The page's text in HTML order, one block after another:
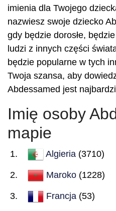
imienia dla Twojego
nazwiesz swoje dziecko
gdy będzie dorosłe,
ludzi z innych części
będzie popularne w tych
Twoja szansa, aby
Abdessamed jest
Imię osoby
mapie
Algieria (3710)
Maroko (1228)
Francja (53)